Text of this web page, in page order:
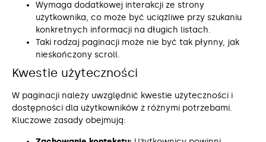
Wymaga dodatkowej interakcji ze strony
użytkownika, co może być uciążliwe przy szukaniu
konkretnych informacji na długich listach.
Taki rodzaj paginacji może nie być tak płynny, jak
nieskończony scroll.
Kwestie użyteczności
W paginacji należy uwzględnić kwestie użyteczności i
dostępności dla użytkowników z różnymi potrzebami.
Kluczowe zasady obejmują: